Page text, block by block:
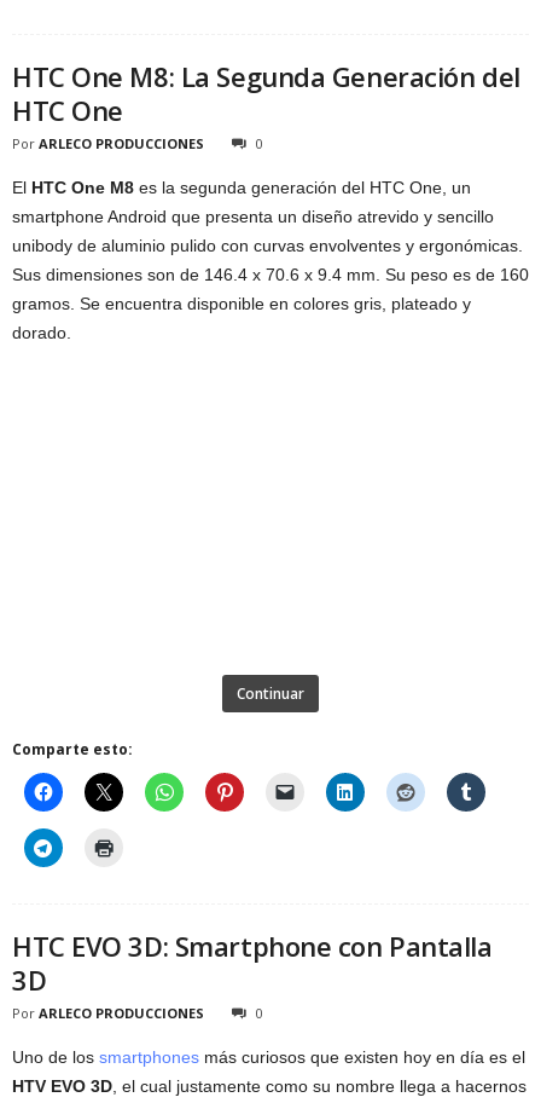
HTC One M8: La Segunda Generación del
HTC One
Por ARLECO PRODUCCIONES 0
El HTC One M8 es la segunda generación del HTC One, un
smartphone Android que presenta un diseño atrevido y sencillo
unibody de aluminio pulido con curvas envolventes y ergonómicas.
Sus dimensiones son de 146.4 x 70.6 x 9.4 mm. Su peso es de 160
gramos. Se encuentra disponible en colores gris, plateado y
dorado.
Continuar
Comparte esto:
HTC EVO 3D: Smartphone con Pantalla
3D
Por ARLECO PRODUCCIONES 0
Uno de los smartphones más curiosos que existen hoy en día es el
HTV EVO 3D, el cual justamente como su nombre llega a hacernos